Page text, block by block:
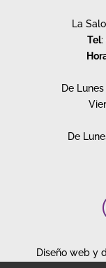
La
Tel:
De
De
Diseño web y